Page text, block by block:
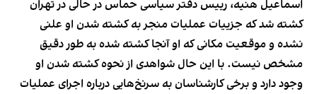
اسماعیل هنیه، رییس دفتر سیاسی حماس در حالی در تهران
کشته شد که جزییات عملیات منجر به کشته شدن او علنی
نشده و موقعیت مکانی که او آنجا کشته شده به طور دقیق
مشخص نیست. با این حال شواهدی از نحوه کشته شدن او
وجود دارد و برخی کارشناسان به سرنخ‌هایی درباره اجرای عملیات